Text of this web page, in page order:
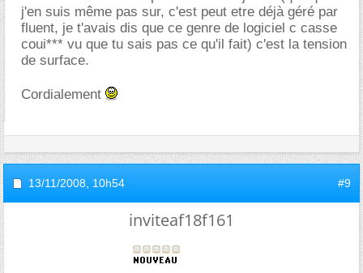
j'en suis même pas sur, c'est peut etre déjà géré par
fluent, je t'avais dis que ce genre de logiciel c casse
coui*** vu que tu sais pas ce qu'il fait) c'est la tension
de surface.
Cordialement
13/11/2008, 10h54 #9
inviteaf18f161